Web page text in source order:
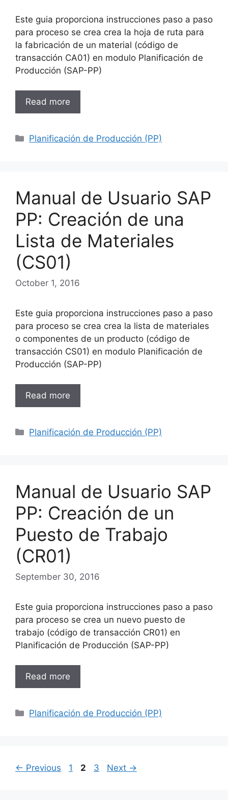
Este guia proporciona instrucciones paso a paso
para proceso se crea crea la hoja de ruta para
la fabricación de un material (código de
transacción CA01) en modulo Planificación de
Producción (SAP-PP)
Read more
Categories
Planificación de Producción (PP)
Manual de Usuario SAP
PP: Creación de una
Lista de Materiales
(CS01)
October 1, 2016
Este guia proporciona instrucciones paso a paso
para proceso se crea crea la lista de materiales
o componentes de un producto (código de
transacción CS01) en modulo Planificación de
Producción (SAP-PP)
Read more
Categories
Planificación de Producción (PP)
Manual de Usuario SAP
PP: Creación de un
Puesto de Trabajo
(CR01)
September 30, 2016
Este guia proporciona instrucciones paso a paso
para proceso se crea un nuevo puesto de
trabajo (código de transacción CR01) en
Planificación de Producción (SAP-PP)
Read more
Categories
Planificación de Producción (PP)
← Previous Page
1 Page
2 Page
3 Next →